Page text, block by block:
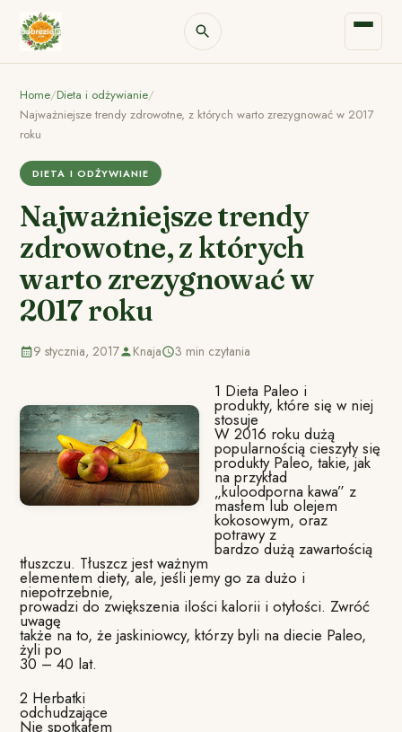
Home/Dieta i odżywianie/
Najważniejsze trendy zdrowotne, z których warto zrezygnować w 2017
roku
DIETA I ODŻYWIANIE
Najważniejsze trendy
zdrowotne, z których
warto zrezygnować w
2017 roku
9 stycznia, 2017 Knaja 3 min czytania
1 Dieta Paleo i
produkty, które się w niej
stosuje
W 2016 roku dużą
popularnością cieszyły się
produkty Paleo, takie, jak
na przykład
„kuloodporna kawa” z
masłem lub olejem
kokosowym, oraz
potrawy z
bardzo dużą zawartością
tłuszczu. Tłuszcz jest ważnym
elementem diety, ale, jeśli jemy go za dużo i
niepotrzebnie,
prowadzi do zwiększenia ilości kalorii i otyłości. Zwróć
uwagę
także na to, że jaskiniowcy, którzy byli na diecie Paleo,
żyli po
30 – 40 lat.
2 Herbatki
odchudzające
Nie spotkałem